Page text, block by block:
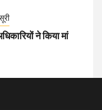
ने किया मां